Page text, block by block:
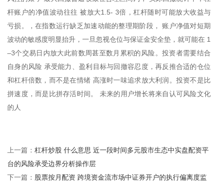
杆账户的净值波动往往 被放大1.5- 3倍，杠杆随时可能放大收益与
亏损。，在指数运行缺乏加速动能的整理期阶段， 账户净值对短期
波动的敏感度明显抬升，一旦忽视仓位与保证金安全垫，就可能在 1
–3个交易日内放大此前数周甚至数月累积的风险。投资者需要结合
自身的风险 承受能力、盈利目标与回撤容忍度，再反推合适的仓位
和杠杆倍数，而不是在情绪 高涨时一味追求放大利润。投资不是比
拼速度，而是比拼存活时间。 未来的用户增长将来自认可风险文化
的人
上一篇： 杠杆炒股 什么意思 近一段时间多元股市生态中实盘配资平
台的风险承受边界分析操作层
下一篇： 股票按月配资 跨境资金流市场中证券开户的执行偏离度监